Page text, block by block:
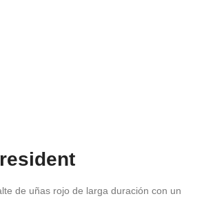
de uñas rojo de larga duración con un